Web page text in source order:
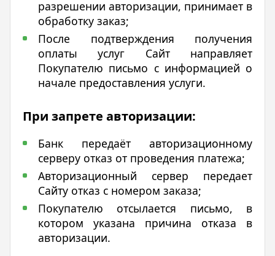
разрешении авторизации, принимает в
обработку заказ;
После подтверждения получения
оплаты услуг Сайт направляет
Покупателю письмо с информацией о
начале предоставления услуги.
При запрете авторизации:
Банк передаёт авторизационному
серверу отказ от проведения платежа;
Авторизационный сервер передает
Сайту отказ с номером заказа;
Покупателю отсылается письмо, в
котором указана причина отказа в
авторизации.